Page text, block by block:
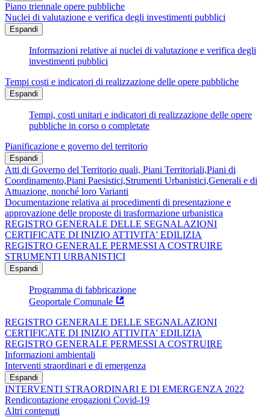
Piano triennale opere pubbliche
Nuclei di valutazione e verifica degli investimenti pubblici
Espandi
Informazioni relative ai nuclei di valutazione e verifica degli
investimenti pubblici
Tempi costi e indicatori di realizzazione delle opere pubbliche
Espandi
Tempi, costi unitari e indicatori di realizzazione delle opere
pubbliche in corso o completate
Pianificazione e governo del territorio
Espandi
Atti di Governo del Territorio quali, Piani Territoriali,Piani di
Coordinamento,Piani Paesistici,Strumenti Urbanistici,Generali e di
Attuazione, nonché loro Varianti
Documentazione relativa ai procedimenti di presentazione e
approvazione delle proposte di trasformazione urbanistica
REGISTRO GENERALE DELLE SEGNALAZIONI
CERTIFICATE DI INIZIO ATTIVITA' EDILIZIA
REGISTRO GENERALE PERMESSI A COSTRUIRE
STRUMENTI URBANISTICI
Espandi
Programma di fabbricazione
Geoportale Comunale
REGISTRO GENERALE DELLE SEGNALAZIONI
CERTIFICATE DI INIZIO ATTIVITA' EDILIZIA
REGISTRO GENERALE PERMESSI A COSTRUIRE
Informazioni ambientali
Interventi straordinari e di emergenza
Espandi
INTERVENTI STRAORDINARI E DI EMERGENZA 2022
Rendicontazione erogazioni Covid-19
Altri contenuti